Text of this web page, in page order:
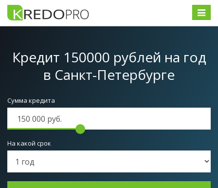
Меню
Кредит 150000 рублей на год
в Санкт-Петербурге
Сумма кредита
На какой срок